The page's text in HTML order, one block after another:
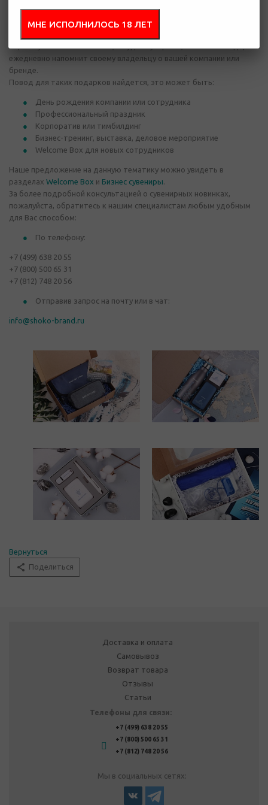
работе и в жизни.
Дарите брендированные канцелярские принадлежности,
термобутылки и ланчбоксы, и будьте уверены, что такой подарок
ежедневно напомнит своему владельцу о вашей компании или
бренде.
Повод для таких подарков найдется, это может быть:
День рождения компании или сотрудника
Профессиональный праздник
Корпоратив или тимбилдинг
Бизнес-тренинг, выставка, деловое мероприятие
Welcome Box для новых сотрудников
Наше предложение на данную тематику можно увидеть в
разделах Welcome Box и Бизнес сувениры.
За более подробной консультацией о сувенирных новинках,
пожалуйста, обратитесь к нашим специалистам любым удобным
для Вас способом:
По телефону:
+7 (499) 638 20 55
+7 (800) 500 65 31
+7 (812) 748 20 56
Отправив запрос на почту или в чат:
info@shoko-brand.ru
Вернуться
Поделиться
Доставка и оплата
Самовывоз
Возврат товара
Отзывы
Статьи
Телефоны для связи:
+7 (499) 638 20 55
+7 (800) 500 65 31
+7 (812) 748 20 56
Мы в социальных сетях:
МНЕ ИСПОЛНИЛОСЬ 18 ЛЕТ